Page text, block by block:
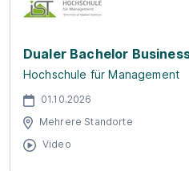
Dualer Bachelor
Hochschule für Management
01.10.2026
Mehrere Standorte
Video